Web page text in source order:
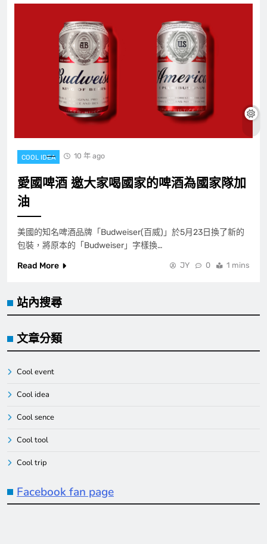
COOL IDEA 10 年 ago
愛國啤酒 邀大家喝國家的啤酒為國家隊加
油
美國的知名啤酒品牌「Budweiser(百威)」於5月23日換了新的
包裝，將原本的「Budweiser」字樣換…
Read More
JY 0 1 mins
站內搜尋
文章分類
Cool event
Cool idea
Cool sence
Cool tool
Cool trip
Facebook fan page